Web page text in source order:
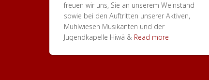
freuen wir uns, Sie an unserem Weinstand
sowie bei den Auftritten unserer Aktiven,
Mühlwiesen Musikanten und der
Jugendkapelle Hiwä & Read more